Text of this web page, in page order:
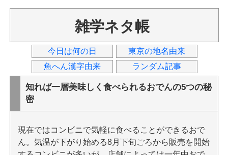
雑学ネタ帳
今日は何の日
東京の地名由来
魚へん漢字由来
ランダム記事
知れば一層美味しく食べられるおでんの5つの秘
密
現在ではコンビニで気軽に食べることができるおで
ん。気温が下がり始める8月下旬ごろから販売を開始